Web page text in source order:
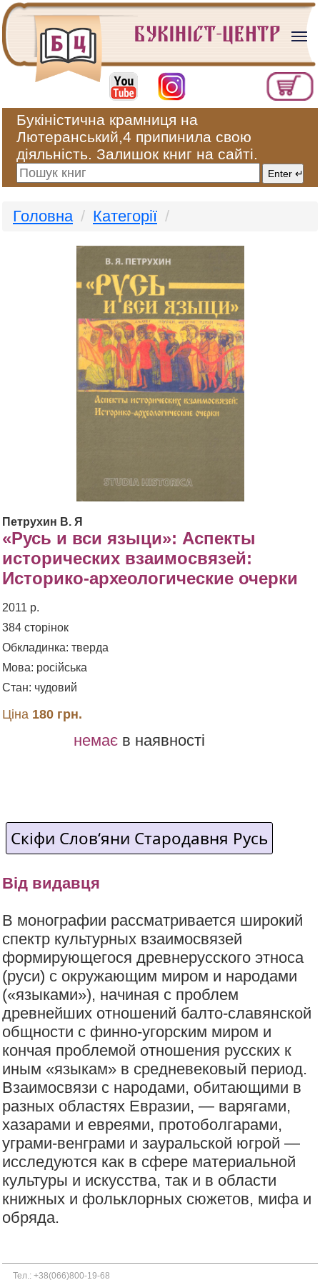
Букіністична крамниця на
Лютеранський,4 припинила свою
діяльність. Залишок книг на сайті.
Головна Категорії
Петрухин В. Я
«Русь и вси языци»: Аспекты
исторических взаимосвязей:
Историко-археологические очерки
2011 р.
384 сторінок
Обкладинка: тверда
Мова: російська
Стан: чудовий
Ціна 180 грн.
немає в наявності
Скіфи Слов‘яни Стародавня Русь
Від видавця
В монографии рассматривается широкий
спектр культурных взаимосвязей
формирующегося древнерусского этноса
(руси) с окружающим миром и народами
(«языками»), начиная с проблем
древнейших отношений балто-славянской
общности с финно-угорским миром и
кончая проблемой отношения русских к
иным «языкам» в средневековый период.
Взаимосвязи с народами, обитающими в
разных областях Евразии, — варягами,
хазарами и евреями, протоболгарами,
уграми-венграми и зауральской югрой —
исследуются как в сфере материальной
культуры и искусства, так и в области
книжных и фольклорных сюжетов, мифа и
обряда.
Тел.: +38(066)800-19-68